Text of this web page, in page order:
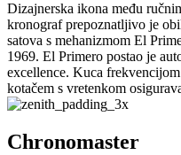
Dizajnerska ikona među
kronograf prepoznatljivo je
satova s mehanizmom El
1969. El Primero postao je
excellence. Kuca
kotačem s vretenkom
Chronomaster